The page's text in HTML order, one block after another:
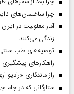
چرا بعد از سفرهای
چرا ساختمان‌های
زندگی می‌کنند
توصیه‌های طب سنتی
راهکارهای پیشگیری
راز ماندگاری «رادیو
ستارگانی که در جام جهانی ۲۰۲۶